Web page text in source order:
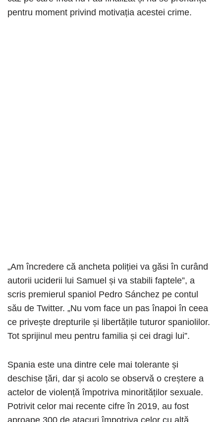
pentru moment privind motivația acestei crime.
„Am încredere că ancheta poliției va găsi în curând
autorii uciderii lui Samuel și va stabili faptele”, a
scris premierul spaniol Pedro Sánchez pe contul
său de Twitter. „Nu vom face un pas înapoi în ceea
ce privește drepturile și libertățile tuturor spaniolilor.
Tot sprijinul meu pentru familia și cei dragi lui”.
Spania este una dintre cele mai tolerante și
deschise țări, dar și acolo se observă o creștere a
actelor de violență împotriva minorităților sexuale.
Potrivit celor mai recente cifre în 2019, au fost